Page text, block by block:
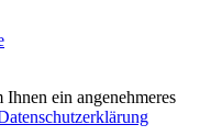
ein angenehmeres